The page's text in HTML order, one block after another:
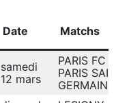
Date Matchs
samedi
12 mars
PARIS FC
PARIS SAINT-
GERMAIN